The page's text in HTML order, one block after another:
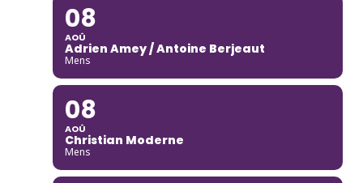
08
AOÛ
Adrien Amey / Antoine Berjeaut
Mens
08
AOÛ
Christian Moderne
Mens